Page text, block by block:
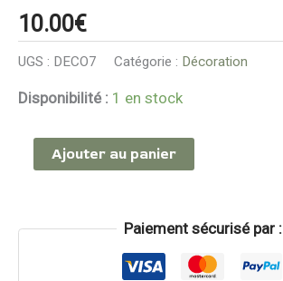
10.00€
UGS : DECO7 Catégorie : Décoration
Disponibilité : 1 en stock
–
teinte
vert
d’eau
Ajouter au panier
Paiement sécurisé par :